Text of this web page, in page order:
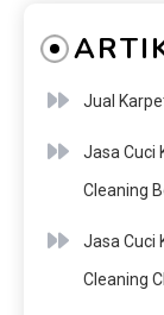
Jual
Jasa Cuci
Cleaning
Jasa Cuci
Cleaning